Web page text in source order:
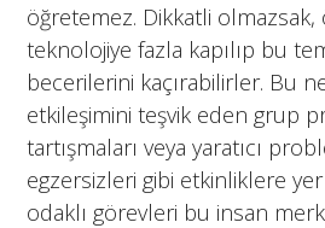
öğretemez. Dikkatli
teknolojiye fazla kapılıp bu
becerilerini kaçırabilirler. Bu
etkileşimini teşvik eden grup
tartışmaları veya yaratıcı
egzersizleri gibi etkinliklere yer
odaklı görevleri bu insan